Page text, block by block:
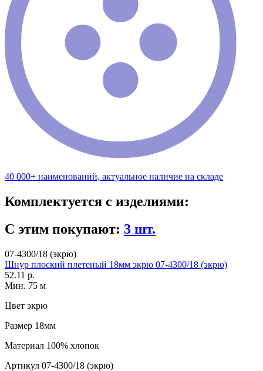
40 000+ наименований, актуальное наличие на складе
Комплектуется с изделиями:
С этим покупают: 3 шт.
07-4300/18 (экрю)
Шнур плоский плетеный 18мм экрю 07-4300/18 (экрю)
52.11 р.
Мин. 75 м
Цвет экрю
Размер 18мм
Материал 100% хлопок
Артикул 07-4300/18 (экрю)